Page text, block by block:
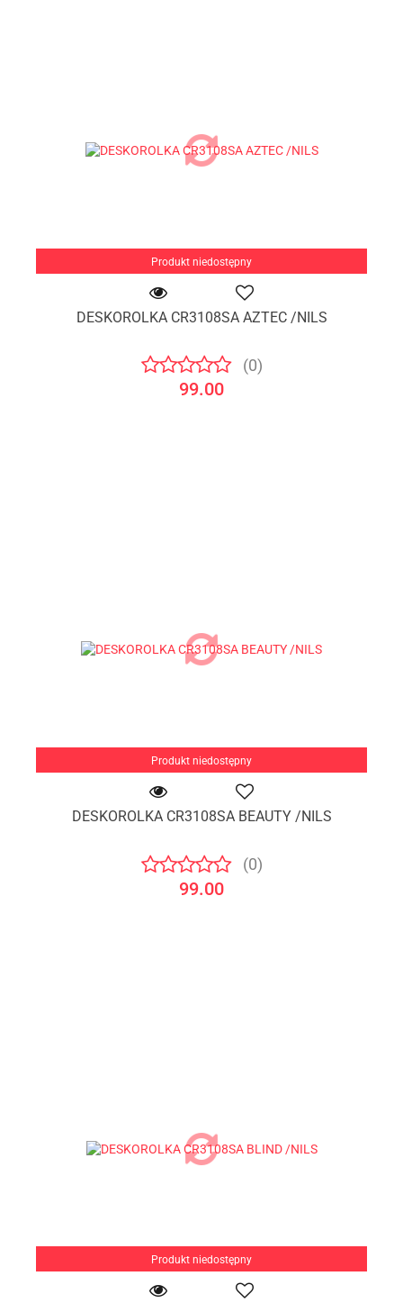
Produkt niedostępny
DESKOROLKA CR3108SA AZTEC /NILS
(0)
99.00
Produkt niedostępny
DESKOROLKA CR3108SA BEAUTY /NILS
(0)
99.00
Produkt niedostępny